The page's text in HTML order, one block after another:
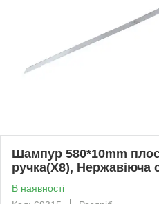
Шампур 580*10mm
ручка(X8), Нержавіюча
В наявності